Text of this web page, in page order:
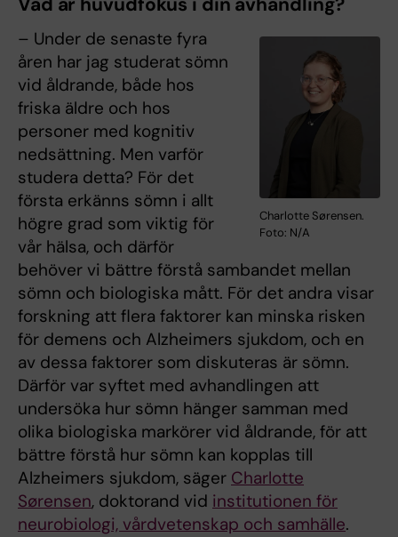
Charlotte Sørensen.
Foto: N/A
– Under de senaste fyra
åren har jag studerat sömn
vid åldrande, både hos
friska äldre och hos
personer med kognitiv
nedsättning. Men varför
studera detta? För det
första erkänns sömn i allt
högre grad som viktig för
vår hälsa, och därför
behöver vi bättre förstå sambandet mellan
sömn och biologiska mått. För det andra visar
forskning att flera faktorer kan minska risken
för demens och Alzheimers sjukdom, och en
av dessa faktorer som diskuteras är sömn.
Därför var syftet med avhandlingen att
undersöka hur sömn hänger samman med
olika biologiska markörer vid åldrande, för att
bättre förstå hur sömn kan kopplas till
Alzheimers sjukdom, säger Charlotte
Sørensen, doktorand vid institutionen för
neurobiologi, vårdvetenskap och samhälle.